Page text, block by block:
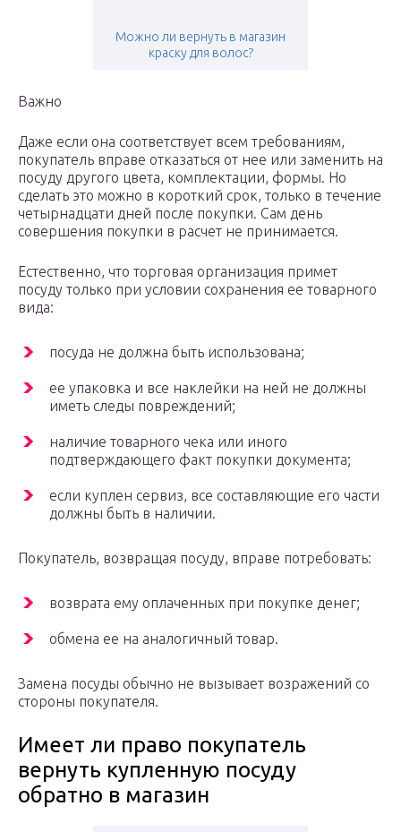
Можно ли вернуть в магазин
краску для волос?
Важно
Даже если она соответствует всем требованиям,
покупатель вправе отказаться от нее или заменить на
посуду другого цвета, комплектации, формы. Но
сделать это можно в короткий срок, только в течение
четырнадцати дней после покупки. Сам день
совершения покупки в расчет не принимается.
Естественно, что торговая организация примет
посуду только при условии сохранения ее товарного
вида:
посуда не должна быть использована;
ее упаковка и все наклейки на ней не должны
иметь следы повреждений;
наличие товарного чека или иного
подтверждающего факт покупки документа;
если куплен сервиз, все составляющие его части
должны быть в наличии.
Покупатель, возвращая посуду, вправе потребовать:
возврата ему оплаченных при покупке денег;
обмена ее на аналогичный товар.
Замена посуды обычно не вызывает возражений со
стороны покупателя.
Имеет ли право покупатель
вернуть купленную посуду
обратно в магазин